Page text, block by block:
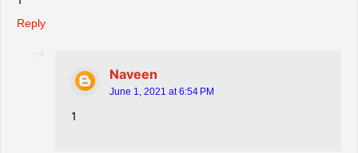
Reply
Naveen
June 1, 2021 at 6:54 PM
1